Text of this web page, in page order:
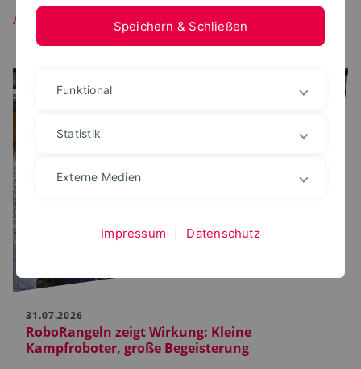
Aktuelle Neuigkeiten
31.07.2026
RoboRangeln zeigt Wirkung: Kleine
Kampfroboter, große Begeisterung
Speichern & Schließen
Funktional
Statistik
Externe Medien
Impressum Datenschutz